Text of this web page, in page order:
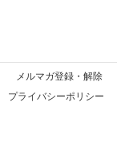
メルマガ登録・解除
プライバシーポリシー